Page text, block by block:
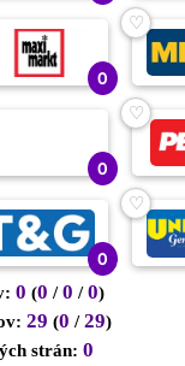
0
♡
0
♡
0
♡
0 (0 /0 /0)
29 (0 /29)
strán: 0